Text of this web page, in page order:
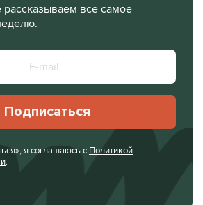
все самое
Подписаться
я соглашаюсь с Политикой
.